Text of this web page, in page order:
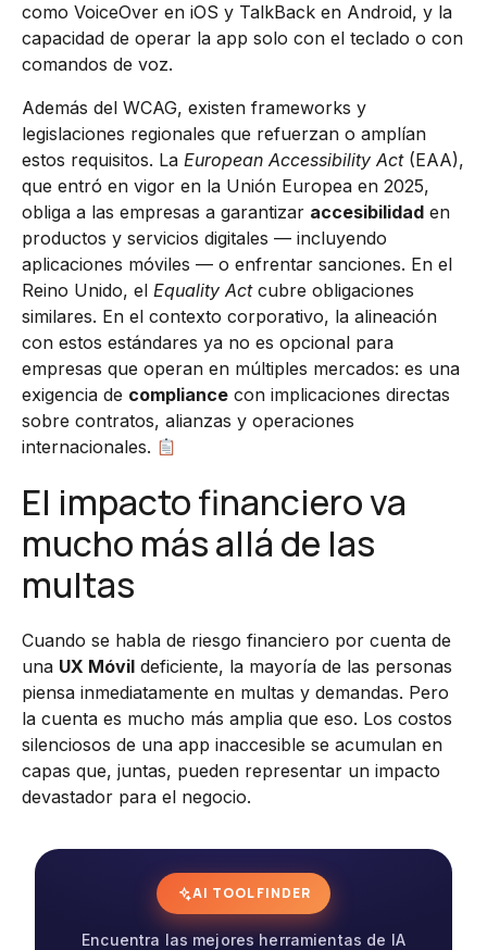
como VoiceOver en iOS y TalkBack en Android, y la
capacidad de operar la app solo con el teclado o con
comandos de voz.
Además del WCAG, existen frameworks y
legislaciones regionales que refuerzan o amplían
estos requisitos. La European Accessibility Act(EAA),
que entró en vigor en la Unión Europea en 2025,
obliga a las empresas a garantizar accesibilidad en
productos y servicios digitales — incluyendo
aplicaciones móviles — o enfrentar sanciones. En el
Reino Unido, el Equality Actcubre obligaciones
similares. En el contexto corporativo, la alineación
con estos estándares ya no es opcional para
empresas que operan en múltiples mercados: es una
exigencia de compliance con implicaciones directas
sobre contratos, alianzas y operaciones
internacionales.
El impacto financiero va
mucho más allá de las
multas
Cuando se habla de riesgo financiero por cuenta de
una UX Móvil deficiente, la mayoría de las personas
piensa inmediatamente en multas y demandas. Pero
la cuenta es mucho más amplia que eso. Los costos
silenciosos de una app inaccesible se acumulan en
capas que, juntas, pueden representar un impacto
devastador para el negocio.
AI TOOL FINDER
Encuentra las mejores herramientas de IA